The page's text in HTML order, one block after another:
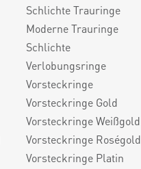
Schlichte Trauringe
Moderne Trauringe
Schlichte
Verlobungsringe
Vorsteckringe
Vorsteckringe Gold
Vorsteckringe Weißgold
Vorsteckringe Roségold
Vorsteckringe Platin